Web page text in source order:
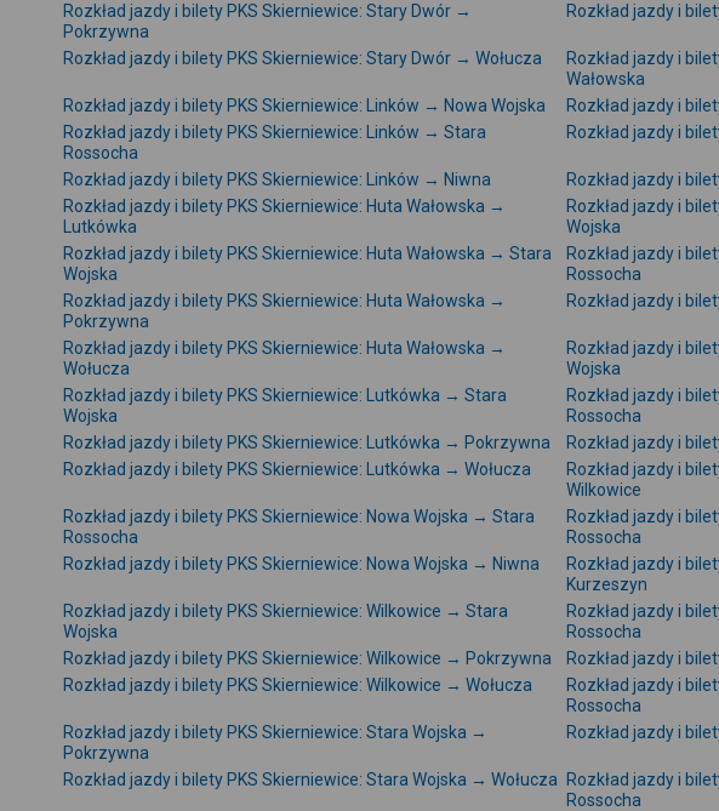
Rozkład jazdy i bilety PKS Skierniewice: Stary Dwór →
Pokrzywna
Rozkład jazdy i
Rozkład jazdy i bilety PKS Skierniewice: Stary Dwór → Wołucza
Rozkład jazdy i
Wałowska
Rozkład jazdy i bilety PKS Skierniewice: Linków → Nowa Wojska Rozkład jazdy i
Rozkład jazdy i bilety PKS Skierniewice: Linków → Stara
Rossocha
Rozkład jazdy i
Rozkład jazdy i bilety PKS Skierniewice: Linków → Niwna Rozkład jazdy i
Rozkład jazdy i bilety PKS Skierniewice: Huta Wałowska →
Lutkówka
Rozkład jazdy i
Wojska
Rozkład jazdy i bilety PKS Skierniewice: Huta Wałowska → Stara
Wojska
Rozkład jazdy i
Rossocha
Rozkład jazdy i bilety PKS Skierniewice: Huta Wałowska →
Pokrzywna
Rozkład jazdy i
Rozkład jazdy i bilety PKS Skierniewice: Huta Wałowska →
Wołucza
Rozkład jazdy i
Wojska
Rozkład jazdy i bilety PKS Skierniewice: Lutkówka → Stara
Wojska
Rozkład jazdy i
Rossocha
Rozkład jazdy i bilety PKS Skierniewice: Lutkówka → Pokrzywna Rozkład jazdy i
Rozkład jazdy i bilety PKS Skierniewice: Lutkówka → Wołucza
Rozkład jazdy i
Wilkowice
Rozkład jazdy i bilety PKS Skierniewice: Nowa Wojska → Stara
Rossocha
Rozkład jazdy i
Rossocha
Rozkład jazdy i bilety PKS Skierniewice: Nowa Wojska → Niwna
Rozkład jazdy i
Kurzeszyn
Rozkład jazdy i bilety PKS Skierniewice: Wilkowice → Stara
Wojska
Rozkład jazdy i
Rossocha
Rozkład jazdy i bilety PKS Skierniewice: Wilkowice → Pokrzywna Rozkład jazdy i
Rozkład jazdy i bilety PKS Skierniewice: Wilkowice → Wołucza
Rozkład jazdy i
Rossocha
Rozkład jazdy i bilety PKS Skierniewice: Stara Wojska →
Pokrzywna
Rozkład jazdy i
Rozkład jazdy i bilety PKS Skierniewice: Stara Wojska → Wołucza
Rozkład jazdy i
Rossocha